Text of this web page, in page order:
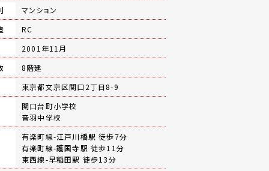
マンション
RC
2001年11月
8階建
東京都文京区関口2丁目8-9
関口台町小学校
音羽中学校
有楽町線-江戸川橋駅 徒歩7分
有楽町線-護国寺駅 徒歩11分
東西線-早稲田駅 徒歩13分